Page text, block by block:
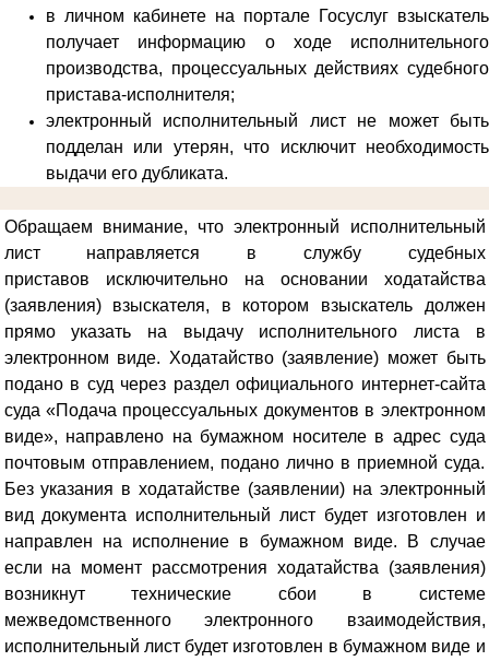
в личном кабинете на портале Госуслуг взыскатель
получает информацию о ходе исполнительного
производства, процессуальных действиях судебного
пристава-исполнителя;
электронный исполнительный лист не может быть
подделан или утерян, что исключит необходимость
выдачи его дубликата.
Обращаем внимание, что электронный исполнительный
лист направляется в службу судебных
приставов исключительно на основании ходатайства
(заявления) взыскателя, в котором взыскатель должен
прямо указать на выдачу исполнительного листа в
электронном виде. Ходатайство (заявление) может быть
подано в суд через раздел официального интернет-сайта
суда «Подача процессуальных документов в электронном
виде», направлено на бумажном носителе в адрес суда
почтовым отправлением, подано лично в приемной суда.
Без указания в ходатайстве (заявлении) на электронный
вид документа исполнительный лист будет изготовлен и
направлен на исполнение в бумажном виде. В случае
если на момент рассмотрения ходатайства (заявления)
возникнут технические сбои в системе
межведомственного электронного взаимодействия,
исполнительный лист будет изготовлен в бумажном виде и